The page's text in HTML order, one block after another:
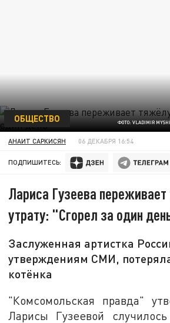
ФОТО: VLADIMIR
ОБЩЕСТВО
АНАИТ САРКИСЯН 06 ДЕКАБРЯ 16:54
ПОДПИШИТЕСЬ:
Лариса Гузеева
утрату: "Сгорел за один
Заслуженная артистка
утверждениям СМИ,
котёнка
"Комсомольская правда"
Ларисы Гузеевой